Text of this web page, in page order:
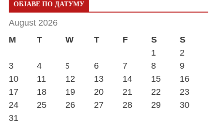
ОБЈАВЕ ПО ДАТУМУ
August 2026
M
T W T F S
S
1
2
3
4 5 6 7 8
9
10
11 12 13 14 15
16
17
18 19 20 21 22
23
24
25 26 27 28 29
30
31